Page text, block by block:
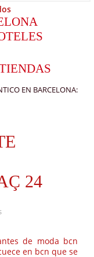
EN BARCELONA:
24